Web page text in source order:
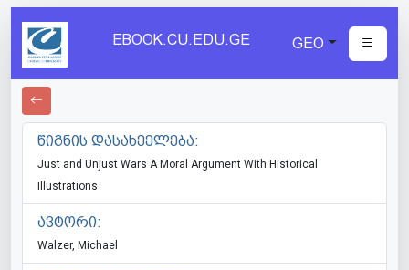
EBOOK.CU.EDU.GE GEO
წიგნის დასახეელება:
Just and Unjust Wars A Moral Argument With Historical
Illustrations
ავტორი:
Walzer, Michael